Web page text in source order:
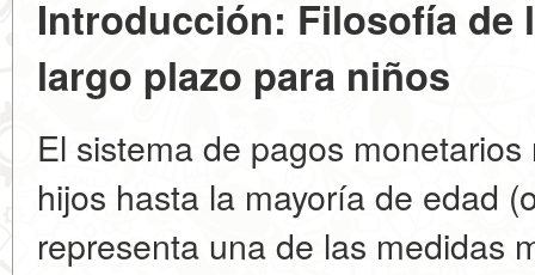
Introducción: Filosofía de
largo plazo para niños
El sistema de pagos
hijos hasta la mayoría de edad
representa una de las medidas